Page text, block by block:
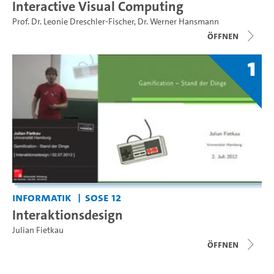
Interactive Visual Computing
Prof. Dr. Leonie Dreschler-Fischer, Dr. Werner Hansmann
Öffnen
1
Informatik SoSe 12
Interaktionsdesign
Julian Fietkau
Öffnen